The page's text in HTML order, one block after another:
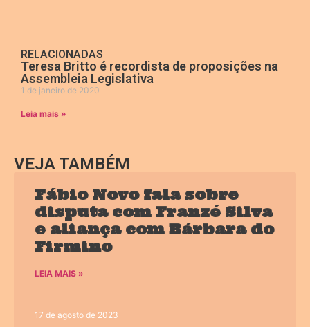
RELACIONADAS
Teresa Britto é recordista de proposições na
Assembleia Legislativa
1 de janeiro de 2020
Leia mais »
VEJA TAMBÉM
Fábio Novo fala sobre
disputa com Franzé Silva
e aliança com Bárbara do
Firmino
LEIA MAIS »
17 de agosto de 2023